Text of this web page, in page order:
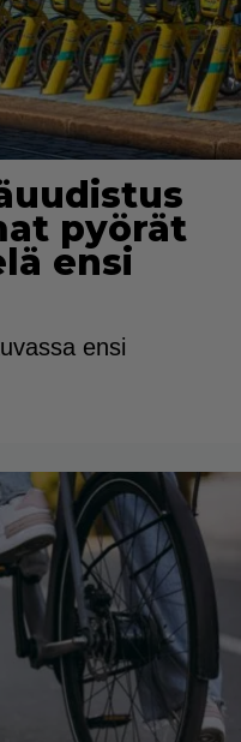
pyörät
ensi
ensi